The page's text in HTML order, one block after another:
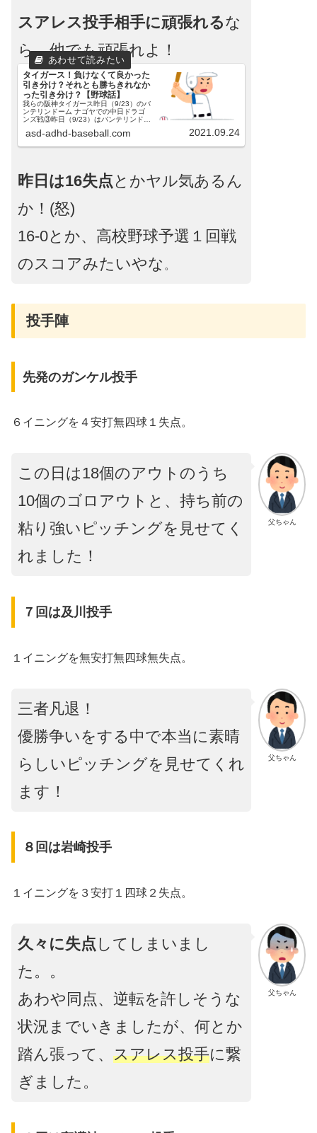
スアレス投手相手に頑張れるな
ら、他でも頑張れよ！
タイガース！負けなくて良かった
引き分け？それとも勝ちきれなか
った引き分け？【野球話】
我らの阪神タイガース昨日（9/23）のバ
ンテリンドーム ナゴヤでの中日ドラゴ
ンズ戦③昨日（9/23）はバンテリンドー
行われました。３戦目でした。一戦目、
asd-adhd-baseball.com 2021.09.24
昨日は16失点とかヤル気あるん
か！(怒)
16-0とか、高校野球予選１回戦
のスコアみたいやな 。
投手陣
先発のガンケル投手
６イニングを４安打無四球１失点。
父ちゃん
この日は18個のアウトのうち
10個のゴロアウトと、持ち前の
粘り強いピッチングを見せてく
れました！
７回は及川投手
１イニングを無安打無四球無失点。
父ちゃん
三者凡退！
優勝争いをする中で本当に素晴
らしいピッチングを見せてくれ
ます！
８回は岩崎投手
１イニングを３安打１四球２失点。
父ちゃん
久々に失点 してしまいまし
た。。
あわや同点、逆転を許しそうな
状況までいきましたが、何とか
踏ん張って、 スアレス投手に繋
ぎました。